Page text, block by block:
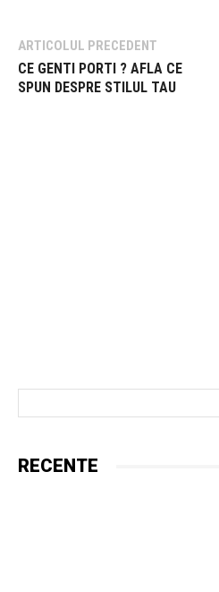
ARTICOLUL PRECEDENT
CE GENTI PORTI ? AFLA CE
SPUN DESPRE STILUL TAU
RECENTE